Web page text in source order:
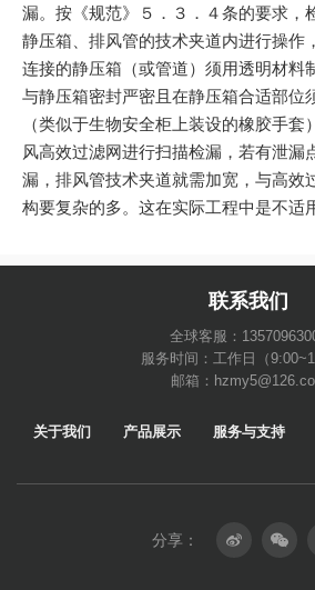
漏。按《规范》５．３．４条的要求，
静压箱、排风管的技术夹道内进行操作
连接的静压箱（或管道）须用透明材料
与静压箱密封严密且在静压箱合适部位
（类似于生物安全柜上装设的橡胶手
风高效过滤网进行扫描检漏，若有泄漏
漏，排风管技术夹道就需加宽，与高效
构要复杂的多。这在实际工程中是不适
联系我们
全球客服：
服务时间：工作日（
邮箱：
关于我们 产品展示 服务与支持
分享：